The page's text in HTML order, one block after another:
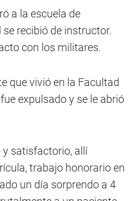
a la escuela de
recibió de instructor.
con los militares.
que vivió en la Facultad
expulsado y se le abrió
y satisfactorio, allí
trabajo honorario en
un día sorprendo a 4